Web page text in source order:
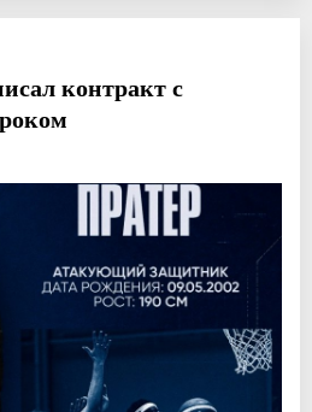
контракт с